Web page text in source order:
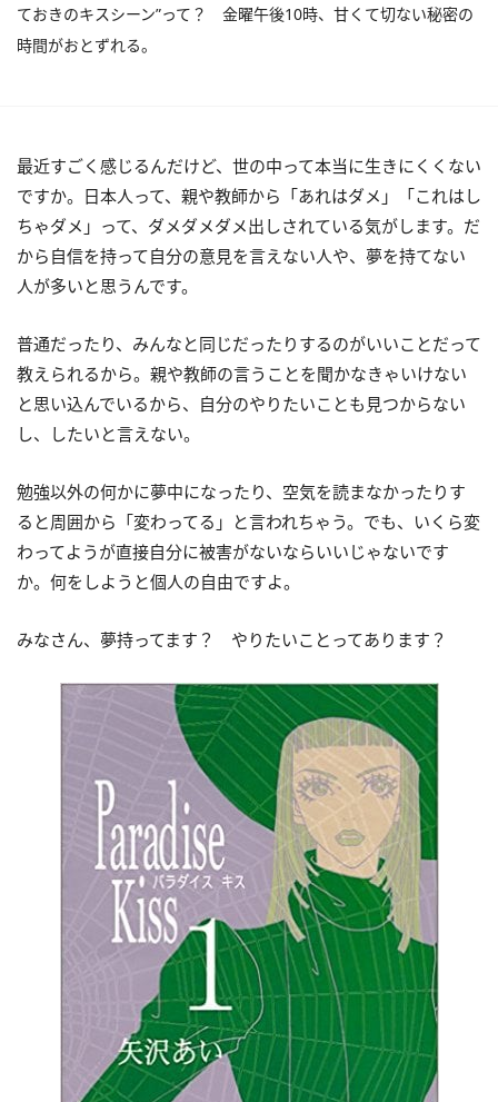
ておきのキスシーン”って？ 金曜午後10時、甘くて切ない秘密の
時間がおとずれる。
最近すごく感じるんだけど、世の中って本当に生きにくくない
ですか。日本人って、親や教師から「あれはダメ」「これはし
ちゃダメ」って、ダメダメダメ出しされている気がします。だ
から自信を持って自分の意見を言えない人や、夢を持てない
人が多いと思うんです。
普通だったり、みんなと同じだったりするのがいいことだって
教えられるから。親や教師の言うことを聞かなきゃいけない
と思い込んでいるから、自分のやりたいことも見つからない
し、したいと言えない。
勉強以外の何かに夢中になったり、空気を読まなかったりす
ると周囲から「変わってる」と言われちゃう。でも、いくら変
わってようが直接自分に被害がないならいいじゃないです
か。何をしようと個人の自由ですよ。
みなさん、夢持ってます？ やりたいことってあります？